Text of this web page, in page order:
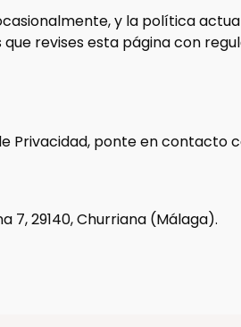
y la política
revises esta página con
Privacidad, ponte en contacto
7, 29140, Churriana (Málaga).